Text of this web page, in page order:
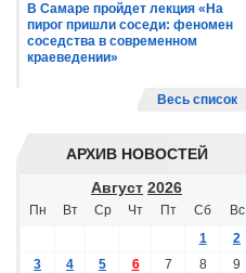
В Самаре пройдет лекция «На
пирог пришли соседи: феномен
соседства в современном
краеведении»
Весь список
АРХИВ НОВОСТЕЙ
Август 2026
Пн Вт Ср Чт Пт Сб
Вс
1
2
3
4 5 6 7 8
9